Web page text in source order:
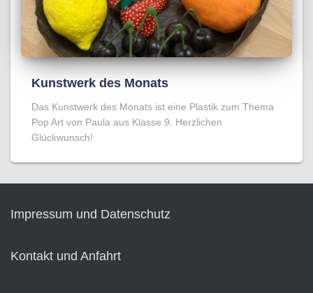
Kunstwerk des Monats
Das Kunstwerk des Monats ist eine Plastik zum Thema
Pop Art von Paula aus Klasse 9. Herzlichen
Glückwunsch!
Impressum und Datenschutz
Kontakt und Anfahrt